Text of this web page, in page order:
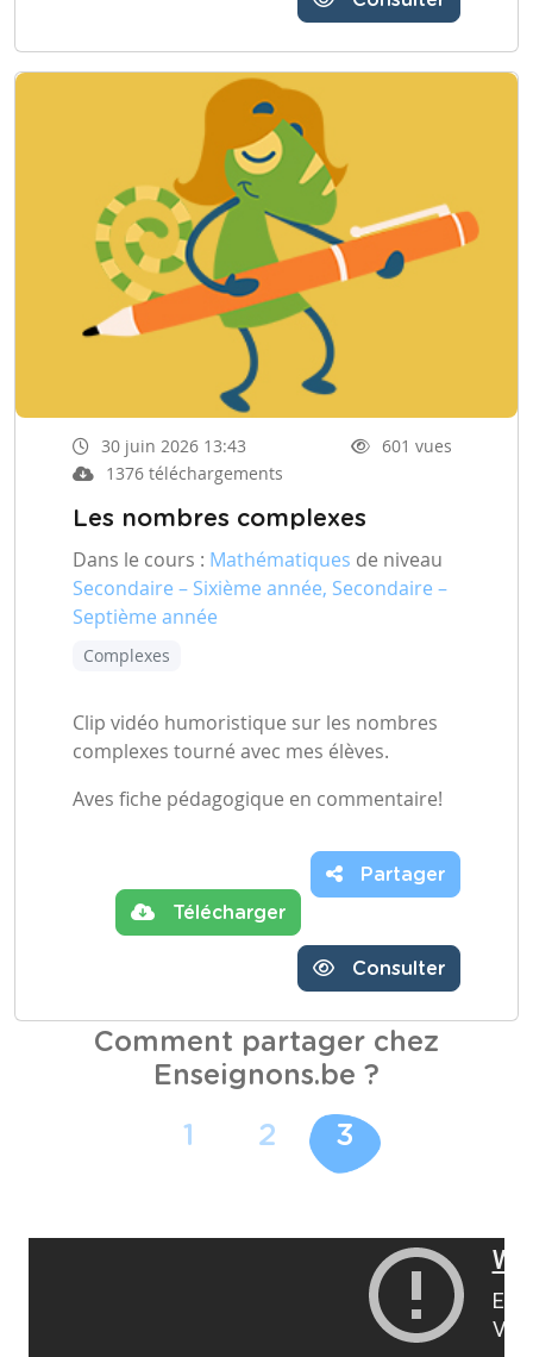
30 juin 2026 13:43
601 vues
1376 téléchargements
Les nombres complexes
Dans le cours : Mathématiques de niveau
Secondaire – Sixième année, Secondaire –
Septième année
Complexes
Clip vidéo humoristique sur les nombres
complexes tourné avec mes élèves.
Aves fiche pédagogique en commentaire!
Télécharger
Partager
Consulter
Comment partager chez
Enseignons.be ?
1 2 3